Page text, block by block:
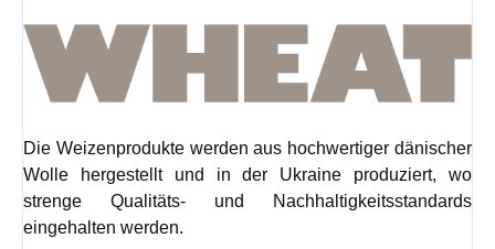
Die Weizenprodukte werden aus hochwertiger dänischer
Wolle hergestellt und in der Ukraine produziert, wo
strenge Qualitäts- und Nachhaltigkeitsstandards
eingehalten werden.